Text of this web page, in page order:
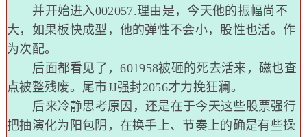
并开始进入002057.理由是，今天他的振幅尚不
大，如果板快成型，他的弹性不会小，股性也活。作
为次配。
后面都看见了，601958被砸的死去活来，磁也查
点被整残废。尾市JJ强封2056才力挽狂澜。
后来冷静思考原因，还是在于今天这些股票强行
把抽演化为阳包阴，在换手上、节奏上的确是有些操